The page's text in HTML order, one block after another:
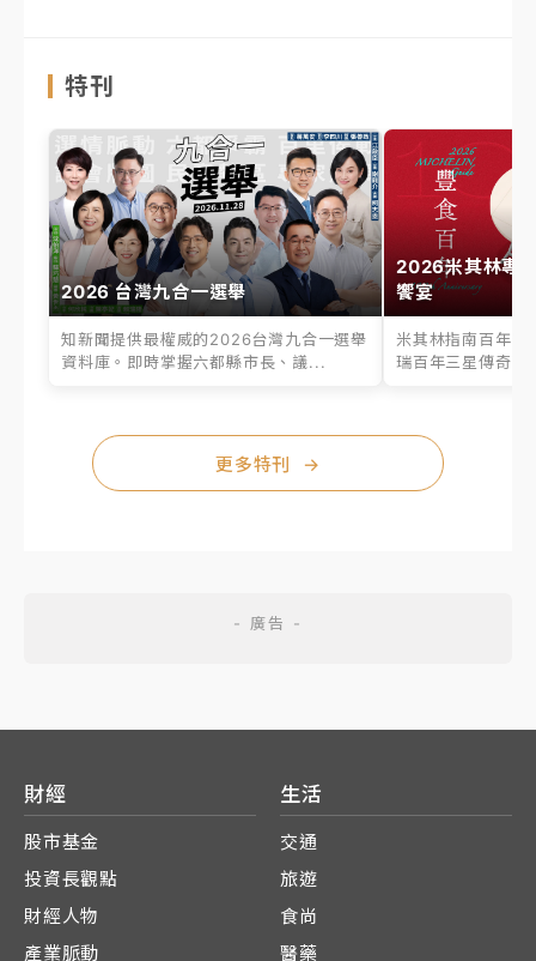
特刊
2026 台灣九合一選舉
知新聞提供最權威的2026台灣九合一選舉
資料庫。即時掌握六都縣市長、議...
2026米其林專
饗宴
米其林指南百年之
瑞百年三星傳奇、
更多特刊 →
財經
股市基金
投資長觀點
財經人物
產業脈動
生活
交通
旅遊
食尚
醫藥